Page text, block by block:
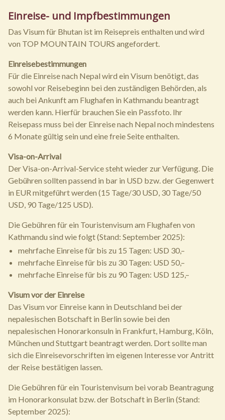
Einreise- und Impfbestimmungen
Das Visum für Bhutan ist im Reisepreis enthalten und wird
von TOP MOUNTAIN TOURS angefordert.
Einreisebestimmungen
Für die Einreise nach Nepal wird ein Visum benötigt, das
sowohl vor Reisebeginn bei den zuständigen Behörden, als
auch bei Ankunft am Flughafen in Kathmandu beantragt
werden kann. Hierfür brauchen Sie ein Passfoto. Ihr
Reisepass muss bei der Einreise nach Nepal noch mindestens
6 Monate gültig sein und eine freie Seite enthalten.
Visa-on-Arrival
Der Visa-on-Arrival-Service steht wieder zur Verfügung. Die
Gebühren sollten passend in bar in USD bzw. der Gegenwert
in EUR mitgeführt werden (15 Tage/30 USD, 30 Tage/50
USD, 90 Tage/125 USD).
Die Gebühren für ein Touristenvisum am Flughafen von
Kathmandu sind wie folgt (Stand: September 2025):
mehrfache Einreise für bis zu 15 Tagen: USD 30,–
mehrfache Einreise für bis zu 30 Tagen: USD 50,–
mehrfache Einreise für bis zu 90 Tagen: USD 125,–
Visum vor der Einreise
Das Visum vor Einreise kann in Deutschland bei der
nepalesischen Botschaft in Berlin sowie bei den
nepalesischen Honorarkonsuln in Frankfurt, Hamburg, Köln,
München und Stuttgart beantragt werden. Dort sollte man
sich die Einreisevorschriften im eigenen Interesse vor Antritt
der Reise bestätigen lassen.
Die Gebühren für ein Touristenvisum bei vorab Beantragung
im Honorarkonsulat bzw. der Botschaft in Berlin (Stand:
September 2025):